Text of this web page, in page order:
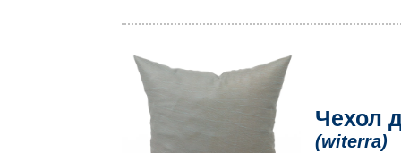
Чехол
(witerra)